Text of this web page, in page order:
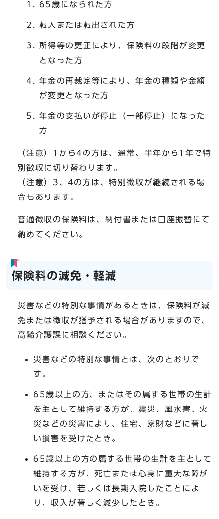
65歳になられた方
転入または転出された方
所得等の更正により、保険料の段階が変更
となった方
年金の再裁定等により、年金の種類や金額
が変更となった方
年金の支払いが停止（一部停止）になった
方
（注意）1から4の方は、通常、半年から1年で特
別徴収に切り替わります。
（注意）3、4の方は、特別徴収が継続される場
合もあります。
普通徴収の保険料は、納付書または口座振替にて
納めてください。
保険料の減免・軽減
災害などの特別な事情があるときは、保険料が減
免または徴収が猶予される場合がありますので、
高齢介護課に相談ください。
災害などの特別な事情とは、次のとおりで
す。
65歳以上の方、またはその属する世帯の生計
を主として維持する方が、震災、風水害、火
災などの災害により、住宅、家財などに著し
い損害を受けたとき。
65歳以上の方の属する世帯の生計を主として
維持する方が、死亡または心身に重大な障が
いを受け、若しくは長期入院したことによ
り、収入が著しく減少したとき。